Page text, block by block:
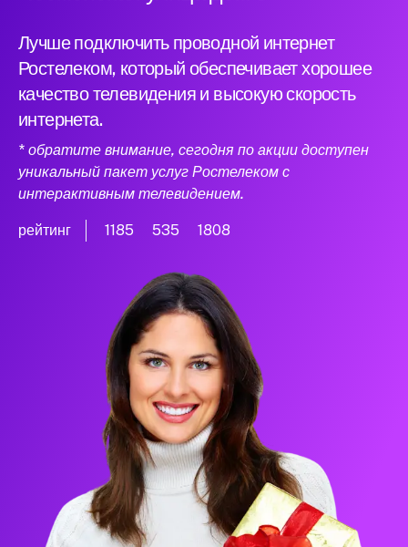
Лучше подключить проводной интернет
Ростелеком, который обеспечивает хорошее
качество телевидения и высокую скорость
интернета.
* обратите внимание, сегодня по акции доступен
уникальный пакет услуг Ростелеком с
интерактивным телевидением.
рейтинг 1185 535 1808